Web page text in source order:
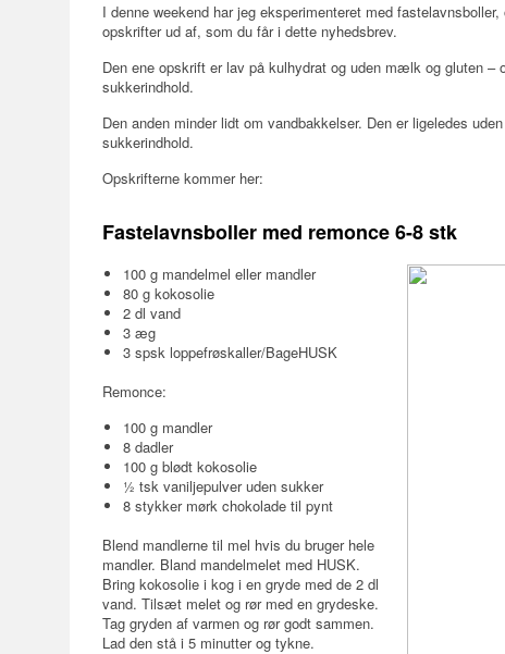
I denne weekend har jeg eksperimenteret med
opskrifter ud af, som du får i dette nyhedsbrev.
Den ene opskrift er lav på kulhydrat og uden mælk og gluten –
sukkerindhold.
Den anden minder lidt om vandbakkelser. Den er ligeledes
sukkerindhold.
Opskrifterne kommer her:
Fastelavnsboller med remonce 6-8 stk
100 g mandelmel eller mandler
80 g kokosolie
2 dl vand
3 æg
3 spsk loppefrøskaller/BageHUSK
Remonce:
100 g mandler
8 dadler
100 g blødt kokosolie
½ tsk vaniljepulver uden sukker
8 stykker mørk chokolade til pynt
Blend mandlerne til mel hvis du bruger hele
mandler. Bland mandelmelet med HUSK.
Bring kokosolie i kog i en gryde med de 2 dl
vand. Tilsæt melet og rør med en grydeske.
Tag gryden af varmen og rør godt sammen.
Lad den stå i 5 minutter og tykne.